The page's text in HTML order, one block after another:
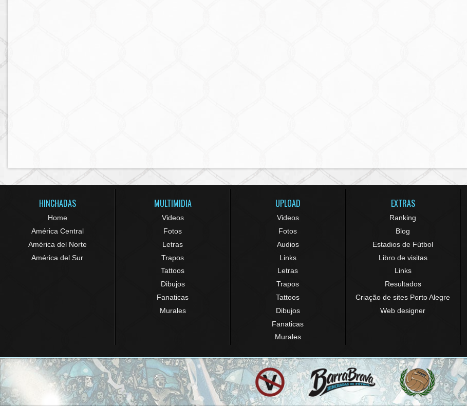
HINCHADAS
Home
América Central
América del Norte
América del Sur
MULTIMIDIA
Videos
Fotos
Letras
Trapos
Tattoos
Dibujos
Fanaticas
Murales
UPLOAD
Videos
Fotos
Audios
Links
Letras
Trapos
Tattoos
Dibujos
Fanaticas
Murales
EXTRAS
Ranking
Blog
Estadios de Fútbol
Libro de visitas
Links
Resultados
Criação de sites Porto Alegre
Web designer